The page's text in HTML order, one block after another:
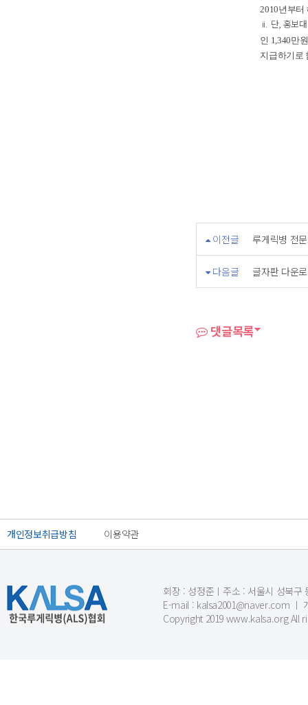
2010년부터
ii. 단, 홍보
인 1,340만
지급하기로
이전글 루게릭병 전
다음글 글자판 다운
댓글목록
개인정보취급방침 이용약관
회장 : 성정준ㅣ주소 : 서울시 성북구
E-mail : kalsa2001@naver.com ㅣ
Copyright 2019 www.kalsa.org All